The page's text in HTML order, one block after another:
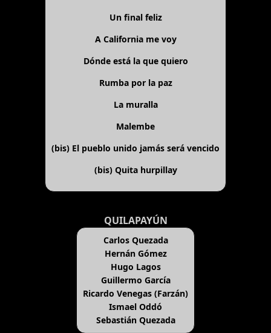
Un final feliz
A California me voy
Dónde está la que quiero
Rumba por la paz
La muralla
Malembe
(bis) El pueblo unido jamás será vencido
(bis) Quita hurpillay
QUILAPAYÚN
Carlos Quezada
Hernán Gómez
Hugo Lagos
Guillermo García
Ricardo Venegas (Farzán)
Ismael Oddó
Sebastián Quezada